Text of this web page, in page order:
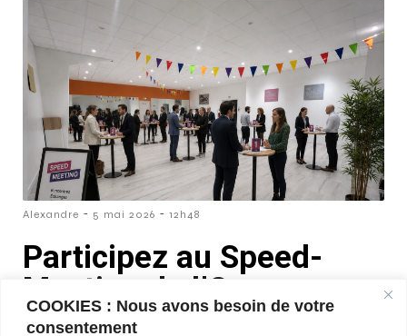
COOKIES : Nous avons besoin de votre
consentement
Alexandre - 5 mai 2026 - 12h48
Participez au Speed-
Meeting de l’Orange
Bleue